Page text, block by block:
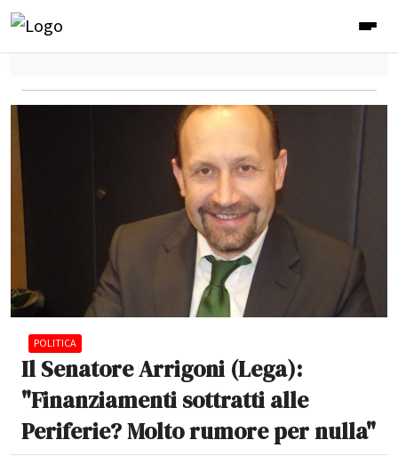
POLITICA
Il Senatore Arrigoni (Lega):
"Finanziamenti sottratti alle
Periferie? Molto rumore per nulla"